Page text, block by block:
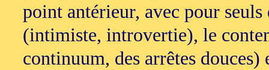
point antérieur, avec pour
(intimiste, introvertie), le
continuum, des arrêtes